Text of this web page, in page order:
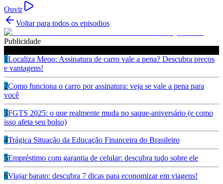
Ouvir
Voltar para todos os episodios
Publicidade
1Localiza Meoo: Assinatura de carro vale a pena? Descubra preços
e vantagens!
2Como funciona o carro por assinatura: veja se vale a pena para
você
3FGTS 2025: o que realmente muda no saque-aniversário (e como
isso afeta seu bolso)
4Trágica Situação da Educação Financeira do Brasileiro
5Empréstimo com garantia de celular: descubra tudo sobre ele
6Viajar barato: descubra 7 dicas para economizar em viagens!